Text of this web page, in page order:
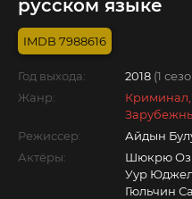
русском языке
7988616
Год выхода: 2018 (1
Жанр:
Режиссер:
Айдын
Актёры:
Шюкрю
Уур
Гюльчин